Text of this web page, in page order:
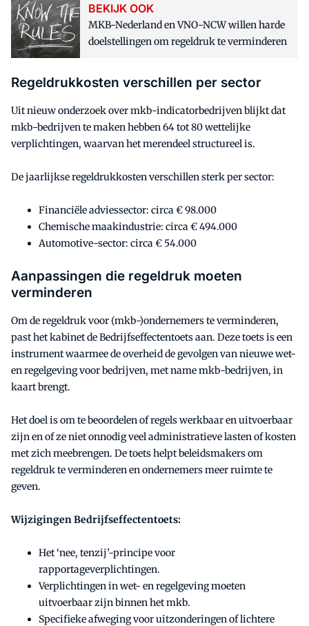
BEKIJK OOK
MKB-Nederland en VNO-NCW willen harde
doelstellingen om regeldruk te verminderen
Regeldrukkosten verschillen per sector
Uit nieuw onderzoek over mkb-indicatorbedrijven blijkt dat
mkb-bedrijven te maken hebben 64 tot 80 wettelijke
verplichtingen, waarvan het merendeel structureel is.
De jaarlijkse regeldrukkosten verschillen sterk per sector:
Financiële adviessector: circa € 98.000
Chemische maakindustrie: circa € 494.000
Automotive-sector: circa € 54.000
Aanpassingen die regeldruk moeten
verminderen
Om de regeldruk voor (mkb-)ondernemers te verminderen,
past het kabinet de Bedrijfseffectentoets aan. Deze toets is een
instrument waarmee de overheid de gevolgen van nieuwe wet-
en regelgeving voor bedrijven, met name mkb-bedrijven, in
kaart brengt.
Het doel is om te beoordelen of regels werkbaar en uitvoerbaar
zijn en of ze niet onnodig veel administratieve lasten of kosten
met zich meebrengen. De toets helpt beleidsmakers om
regeldruk te verminderen en ondernemers meer ruimte te
geven.
Wijzigingen Bedrijfseffectentoets:
Het ‘nee, tenzij’-principe voor
rapportageverplichtingen.
Verplichtingen in wet- en regelgeving moeten
uitvoerbaar zijn binnen het mkb.
Specifieke afweging voor uitzonderingen of lichtere